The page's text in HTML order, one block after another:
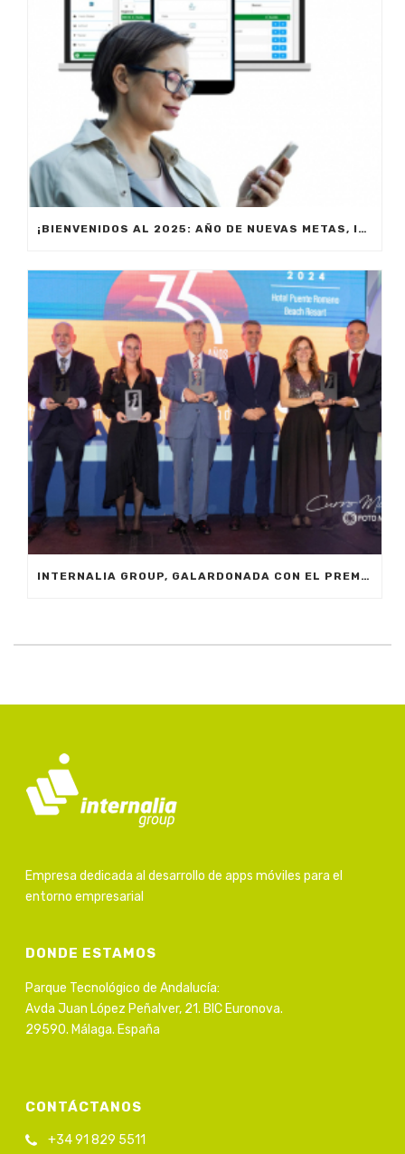
¡BIENVENIDOS AL 2025: AÑO DE NUEVAS METAS, INNOVACIÓN Y PRODUCTIVIDAD!
INTERNALIA GROUP, GALARDONADA CON EL PREMIO A LA INNOVACIÓN EN LOS XXIV PREMIOS EMPRESARIALES CIT MARBELLA 2024
Empresa dedicada al desarrollo de apps móviles para el
entorno empresarial
DONDE ESTAMOS
Parque Tecnológico de Andalucía:
Avda Juan López Peñalver, 21. BIC Euronova.
29590. Málaga. España
CONTÁCTANOS
+34 91 829 5511